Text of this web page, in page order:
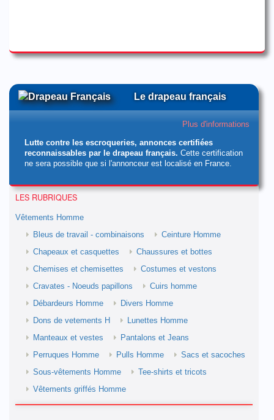
Le drapeau français
Plus d'informations
Lutte contre les escroqueries, annonces certifiées
reconnaissables par le drapeau français. Cette certification
ne sera possible que si l'annonceur est localisé en France.
LES RUBRIQUES
Vêtements Homme
Bleus de travail - combinaisons
Ceinture Homme
Chapeaux et casquettes
Chaussures et bottes
Chemises et chemisettes
Costumes et vestons
Cravates - Noeuds papillons
Cuirs homme
Débardeurs Homme
Divers Homme
Dons de vetements H
Lunettes Homme
Manteaux et vestes
Pantalons et Jeans
Perruques Homme
Pulls Homme
Sacs et sacoches
Sous-vêtements Homme
Tee-shirts et tricots
Vêtements griffés Homme